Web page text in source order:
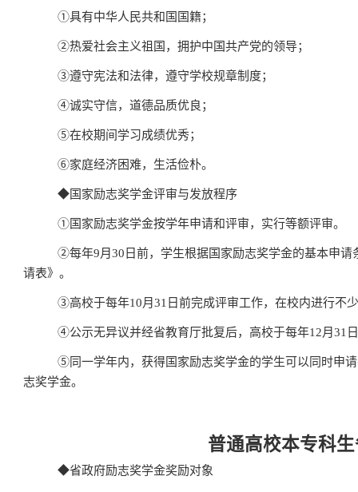
①具有中华人民共和国国籍；
②热爱社会主义祖国，拥护中国共产党的领导；
③遵守宪法和法律，遵守学校规章制度；
④诚实守信，道德品质优良；
⑤在校期间学习成绩优秀；
⑥家庭经济困难，生活俭朴。
◆国家励志奖学金评审与发放程序
①国家励志奖学金按学年申请和评审，实行等额评审。
②每年9月30 日前，学生根据国家励志奖学金的基本申
请表》。
③高校于每年10月31 日前完成评审工作，在校内进行不
④公示无异议并经省教育厅批复后，高校于每年12月31
⑤同一学年内，获得国家励志奖学金的学生可以同时申
志奖学金。
普通高校本专科
◆省政府励志奖学金奖励对象